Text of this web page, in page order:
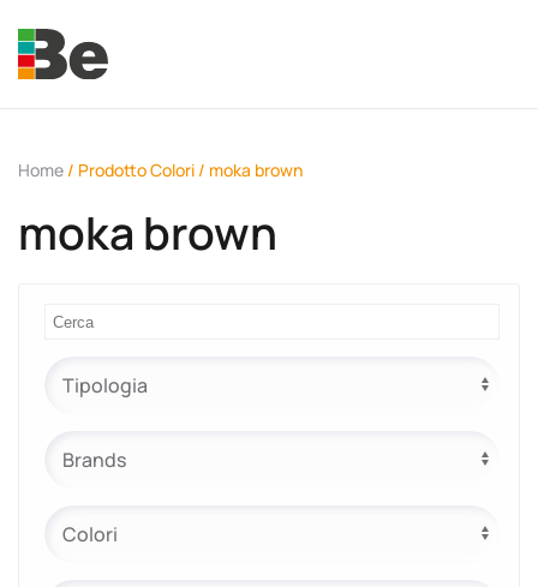
Skip to main content
Home / Prodotto Colori / moka brown
moka brown